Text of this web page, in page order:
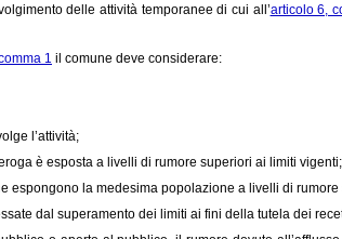
delle attività temporanee di cui all’articolo 6,
1 il comune deve considerare:
l’attività;
è esposta a livelli di rumore superiori ai limiti vigenti;
espongono la medesima popolazione a livelli di
dal superamento dei limiti ai fini della tutela dei